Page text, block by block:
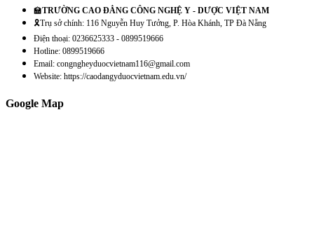
🏫TRƯỜNG CAO ĐẲNG CÔNG NGHỆ Y - DƯỢC VIỆT NAM
🎗️Trụ sở chính: 116 Nguyễn Huy Tưởng, P. Hòa Khánh, TP Đà Nẵng
Điện thoại: 0236625333 - 0899519666
Hotline: 0899519666
Email: congngheyduocvietnam116@gmail.com
Website: https://caodangyduocvietnam.edu.vn/
Google Map